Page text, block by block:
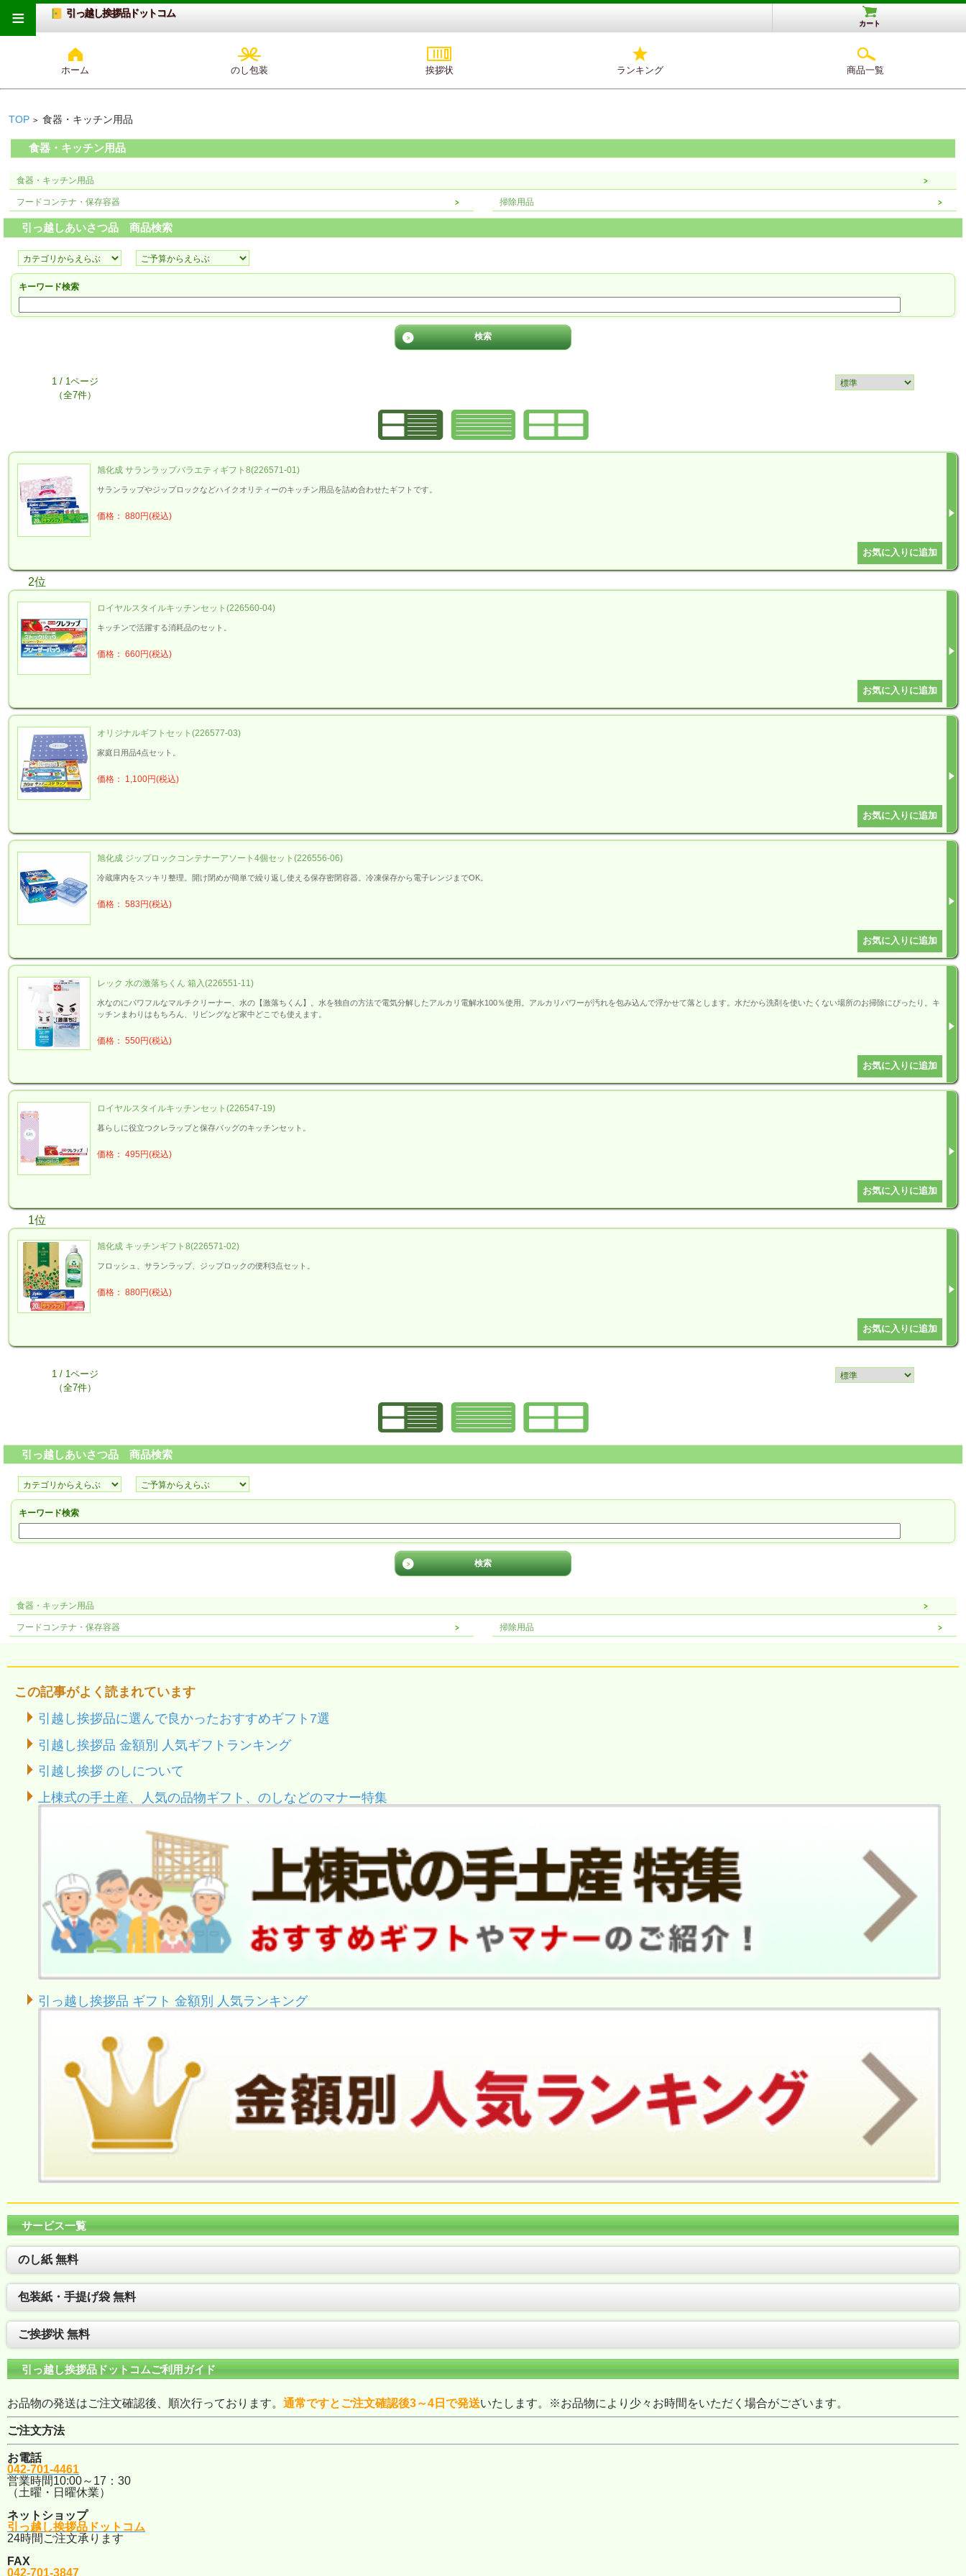
引っ越し挨拶品ドットコム
カート
ホーム のし包装 挨拶状 ランキング 商品一覧
≡
TOP > 食器・キッチン用品
食器・キッチン用品
食器・キッチン用品
フードコンテナ・保存容器 掃除用品
引っ越しあいさつ品 商品検索
キーワード検索
1 / 1ページ
（全7件）
旭化成 サランラップバラエティギフト8(226571-01)
サランラップやジップロックなどハイクオリティーのキッチン用品を詰め合わせたギフトです。
価格： 880円(税込)
2位
ロイヤルスタイルキッチンセット(226560-04)
キッチンで活躍する消耗品のセット。
価格： 660円(税込)
オリジナルギフトセット(226577-03)
家庭日用品4点セット。
価格： 1,100円(税込)
旭化成 ジップロックコンテナーアソート4個セット(226556-06)
冷蔵庫内をスッキリ整理。開け閉めが簡単で繰り返し使える保存密閉容器。冷凍保存から電子レンジまでOK。
価格： 583円(税込)
レック 水の激落ちくん 箱入(226551-11)
水なのにパワフルなマルチクリーナー、水の【激落ちくん】。水を独自の方法で電気分解したアルカリ電解水100％使用。アルカリパワーが汚れを包み込んで浮かせて落とします。水だから洗剤を使いたくない場所のお掃除にぴったり。キ
ッチンまわりはもちろん、リビングなど家中どこでも使えます。
価格： 550円(税込)
ロイヤルスタイルキッチンセット(226547-19)
暮らしに役立つクレラップと保存バッグのキッチンセット。
価格： 495円(税込)
1位
旭化成 キッチンギフト8(226571-02)
フロッシュ、サランラップ、ジップロックの便利3点セット。
価格： 880円(税込)
1 / 1ページ
（全7件）
引っ越しあいさつ品 商品検索
キーワード検索
食器・キッチン用品
フードコンテナ・保存容器 掃除用品
この記事がよく読まれています
引越し挨拶品に選んで良かったおすすめギフト7選
引越し挨拶品 金額別 人気ギフトランキング
引越し挨拶 のしについて
上棟式の手土産、人気の品物ギフト、のしなどのマナー特集
引っ越し挨拶品 ギフト 金額別 人気ランキング
サービス一覧
のし紙 無料
包装紙・手提げ袋 無料
ご挨拶状 無料
引っ越し挨拶品ドットコムご利用ガイド
お品物の発送はご注文確認後、順次行っております。 通常ですとご注文確認後3～4日で発送いたします。※お品物により少々お時間をいただく場合がございます。
ご注文方法
お電話
042-701-4461
営業時間10:00～17：30
（土曜・日曜休業）
ネットショップ
引っ越し挨拶品ドットコム
24時間ご注文承ります
FAX
042-701-3847